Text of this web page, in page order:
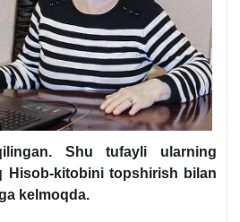
Shu tufayli ularning
Hisob-kitobini topshirish bilan
kelmoqda.